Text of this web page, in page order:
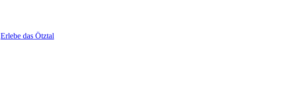
Erlebe das Ötztal